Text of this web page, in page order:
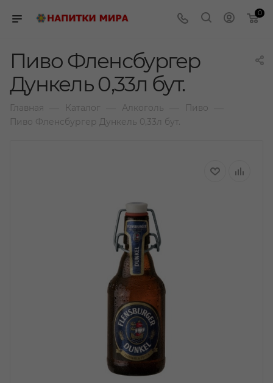
0
Пиво Фленсбургер
Дункель 0,33л бут.
Главная Каталог Алкоголь Пиво
Пиво Фленсбургер Дункель 0,33л бут.